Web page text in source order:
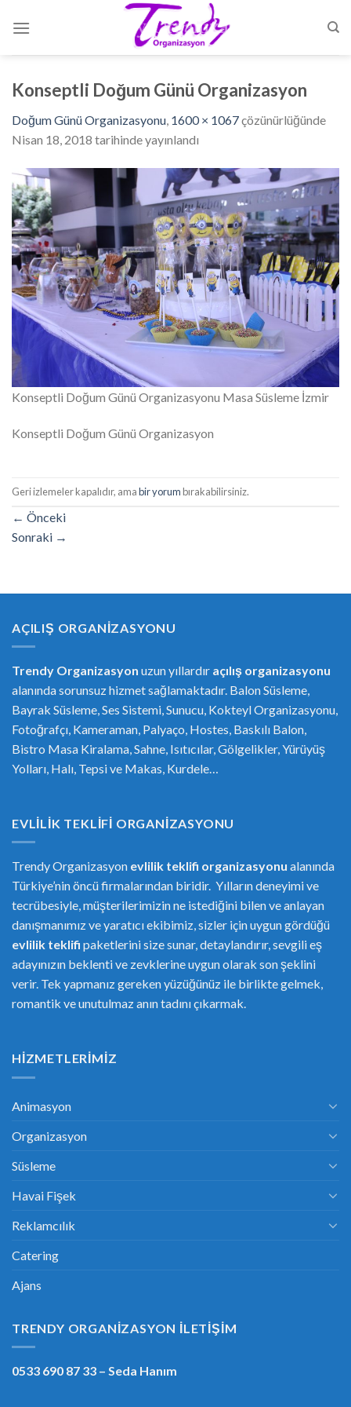
Konseptli Doğum Günü Organizasyon
Doğum Günü Organizasyonu, 1600 × 1067çözünürlüğünde
Nisan 18, 2018 tarihinde yayınlandı
Konseptli Doğum Günü Organizasyonu Masa Süsleme İzmir
Konseptli Doğum Günü Organizasyon
Geri izlemeler kapalıdır, amabir yorumbırakabilirsiniz.
← Önceki
Sonraki →
AÇILIŞ ORGANIZASYONU
Trendy Organizasyon uzun yıllardır açılış organizasyonu
alanında sorunsuz hizmet sağlamaktadır. Balon Süsleme,
Bayrak Süsleme, Ses Sistemi, Sunucu, Kokteyl Organizasyonu,
Fotoğrafçı, Kameraman, Palyaço, Hostes, Baskılı Balon,
Bistro Masa Kiralama, Sahne, Isıtıcılar, Gölgelikler, Yürüyüş
Yolları, Halı, Tepsi ve Makas, Kurdele…
EVLILIK TEKLIFI ORGANIZASYONU
Trendy Organizasyon evlilik teklifi organizasyonu alanında
Türkiye’nin öncü firmalarından biridir. Yılların deneyimi ve
tecrübesiyle, müşterilerimizin ne istediğini bilen ve anlayan
danışmanımız ve yaratıcı ekibimiz, sizler için uygun gördüğü
evlilik teklifi paketlerini size sunar, detaylandırır, sevgili eş
adayınızın beklenti ve zevklerine uygun olarak son şeklini
verir. Tek yapmanız gereken yüzüğünüz ile birlikte gelmek,
romantik ve unutulmaz anın tadını çıkarmak.
HIZMETLERIMIZ
Animasyon
Organizasyon
Süsleme
Havai Fişek
Reklamcılık
Catering
Ajans
TRENDY ORGANIZASYON İLETIŞIM
0533 690 87 33 – Seda Hanım